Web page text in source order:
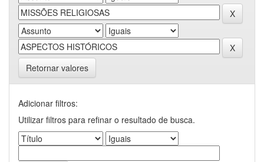
Retornar valores
Adicionar filtros:
Utilizar filtros para refinar o resultado de busca.